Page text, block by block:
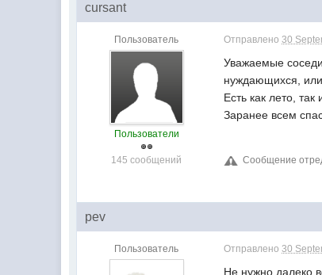
cursant
Пользователь
Пользователи
145 сообщений
Отправлено30
Уважаемые
нуждающихся, или
Есть как лето,
Заранее всем
Сообщение
pev
Пользователь Отправлено30
Не нужно далеко